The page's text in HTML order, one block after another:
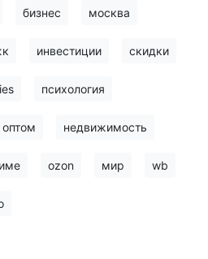
бизнес москва
инвестиции скидки
психология
оптом недвижимость
ozon мир wb